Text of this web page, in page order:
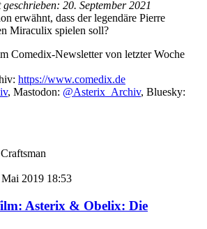
geschrieben: 20. September 2021
erwähnt, dass der legendäre Pierre
Miraculix spielen soll?
Comedix-Newsletter von letzter Woche
https://www.comedix.de
, Mastodon: @Asterix_Archiv, Bluesky:
Mai 2019 18:53
Asterix & Obelix: Die